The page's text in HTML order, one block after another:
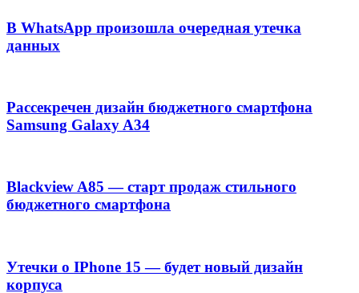
В WhatsApp произошла очередная утечка
данных
Рассекречен дизайн бюджетного смартфона
Samsung Galaxy A34
Blackview A85 — старт продаж стильного
бюджетного смартфона
Утечки о IPhone 15 — будет новый дизайн
корпуса